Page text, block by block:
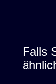
Falls